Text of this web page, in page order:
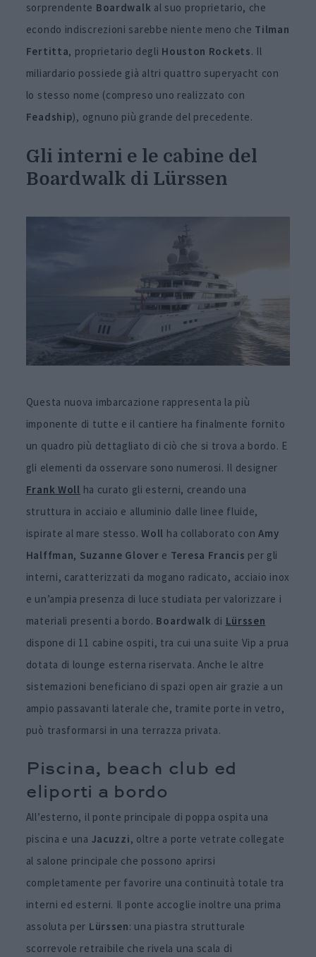
sorprendente Boardwalk al suo proprietario, che
econdo indiscrezioni sarebbe niente meno che Tilman
Fertitta, proprietario degli Houston Rockets. Il
miliardario possiede già altri quattro superyacht con
lo stesso nome (compreso uno realizzato con
Feadship), ognuno più grande del precedente.
Gli interni e le cabine del
Boardwalk di Lürssen
Questa nuova imbarcazione rappresenta la più
imponente di tutte e il cantiere ha finalmente fornito
un quadro più dettagliato di ciò che si trova a bordo. E
gli elementi da osservare sono numerosi. Il designer
Frank Woll ha curato gli esterni, creando una
struttura in acciaio e alluminio dalle linee fluide,
ispirate al mare stesso.Woll ha collaborato conAmy
Halffman, Suzanne Glover e Teresa Francis per gli
interni, caratterizzati da mogano radicato, acciaio inox
e un’ampia presenza di luce studiata per valorizzare i
materiali presenti a bordo. Boardwalk di Lürssen
dispone di 11 cabine ospiti, tra cui una suite Vip a prua
dotata di lounge esterna riservata. Anche le altre
sistemazioni beneficiano di spazi open air grazie a un
ampio passavanti laterale che, tramite porte in vetro,
può trasformarsi in una terrazza privata.
Piscina, beach club ed
eliporti a bordo
All’esterno, il ponte principale di poppa ospita una
piscina e una Jacuzzi, oltre a porte vetrate collegate
al salone principale che possono aprirsi
completamente per favorire una continuità totale tra
interni ed esterni. Il ponte accoglie inoltre una prima
assoluta per Lürssen: una piastra strutturale
scorrevole retraibile che rivela una scala di